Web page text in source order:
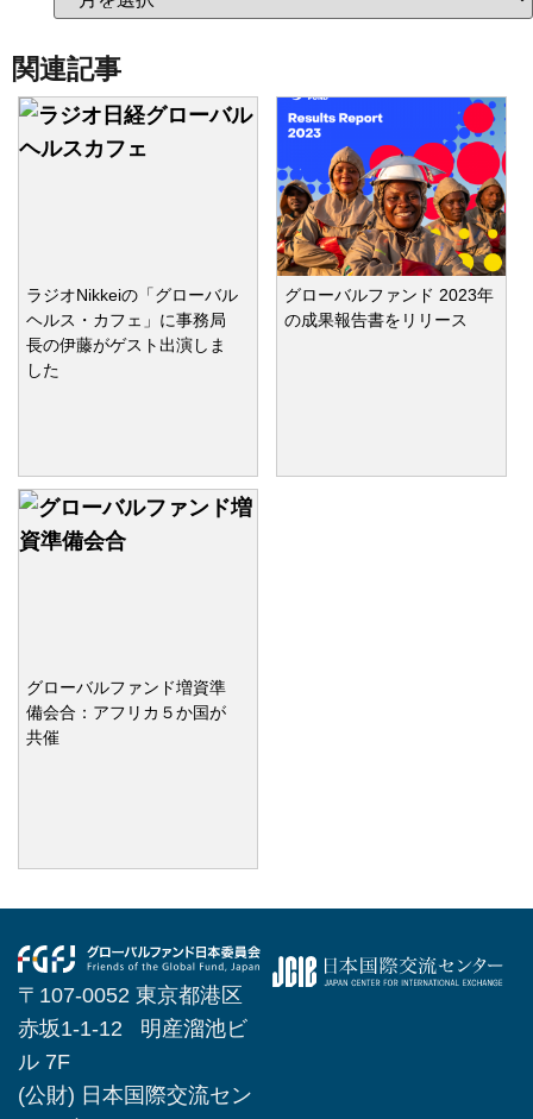
関連記事
ラジオNikkeiの「グローバル
ヘルス・カフェ」に事務局
長の伊藤がゲスト出演しま
した
グローバルファンド 2023年
の成果報告書をリリース
グローバルファンド増資準
備会合：アフリカ５か国が
共催
〒107-0052 東京都港区
赤坂1-1-12 明産溜池ビ
ル 7F
(公財) 日本国際交流セン